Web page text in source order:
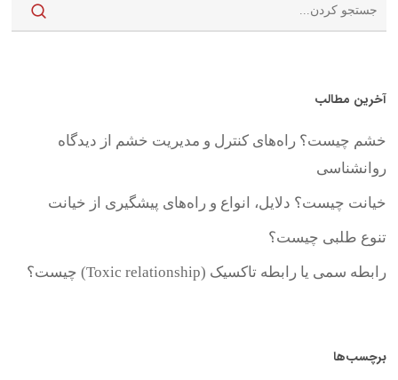
آخرین مطالب
خشم چیست؟ راه‌های کنترل و مدیریت خشم از دیدگاه
روانشناسی
خیانت چیست؟ دلایل، انواع و راه‌های پیشگیری از خیانت
تنوع طلبی چیست؟
رابطه سمی یا رابطه تاکسیک (Toxic relationship) چیست؟
برچسب‌ها